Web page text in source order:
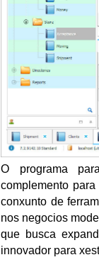
O programa
complemento
conxunto de
nos negocios
que busca
innovador para